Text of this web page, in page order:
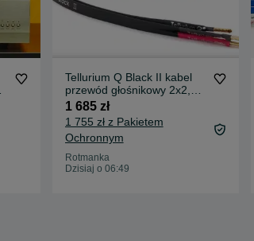
Tellurium Q Black II kabel
przewód głośnikowy 2x2,5m
nowy
1 685 zł
1 755 zł z Pakietem
Ochronnym
Rotmanka
Dzisiaj o 06:49